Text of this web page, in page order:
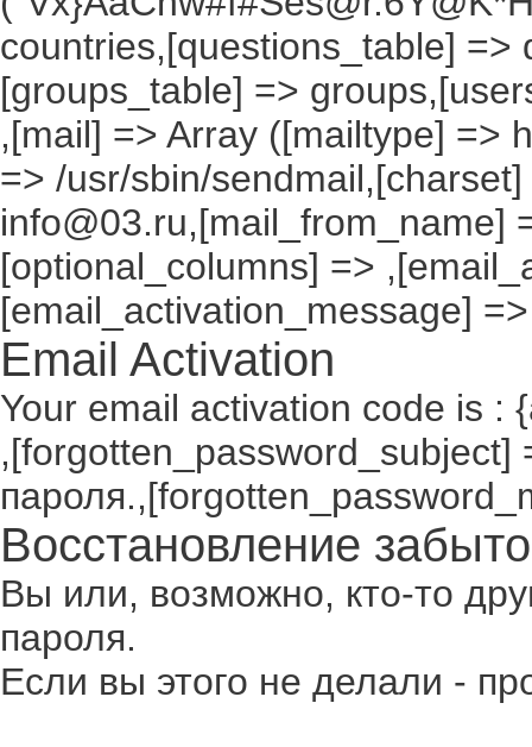
countries,[questions_table]
[groups_table] =>
,[mail] => Array ([mailtype] =>
=> /usr/sbin/
info@03.ru,[mail_from_name]
[optional_columns] =>
[email_activation_message] =>
Email Activation
Your email activation code is :
,[forgotten_password_subject]
Восстановление
Вы или, возможно, кто-то
пароля.
Если вы этого не делали -